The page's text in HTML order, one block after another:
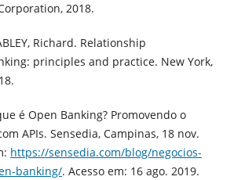
2018.
Richard. Relationship
principles and practice. New York,
é Open Banking? Promovendo o
APIs. Sensedia, Campinas, 18 nov.
https://sensedia.com/blog/negocios-
banking/. Acesso em: 16 ago. 2019.